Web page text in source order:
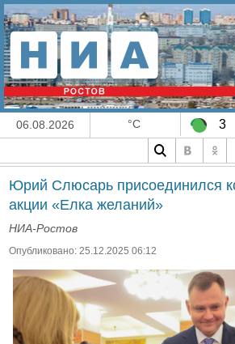
06.08.2026 °C 3
Юрий Слюсарь присоединился
акции «Елка желаний»
НИА-Ростов
Опубликовано: 25.12.2025 06:12